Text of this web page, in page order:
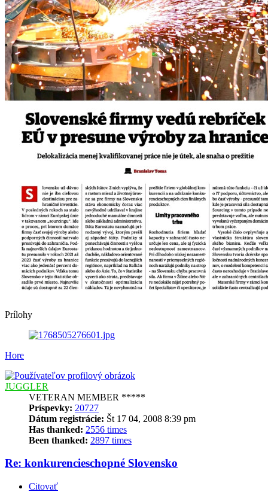
Prílohy
Hore
JUGGLER
VETERAN MEMBER *****
Príspevky: 20727
Dátum registrácie: Št 17 04, 2008 8:39 pm
Has thanked: 2556 times
Been thanked: 2897 times
Re: konkurencieschopné Slovensko
Citovať